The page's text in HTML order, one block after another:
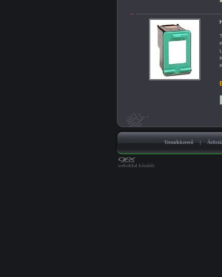
Termékkereső |
weboldal készítés